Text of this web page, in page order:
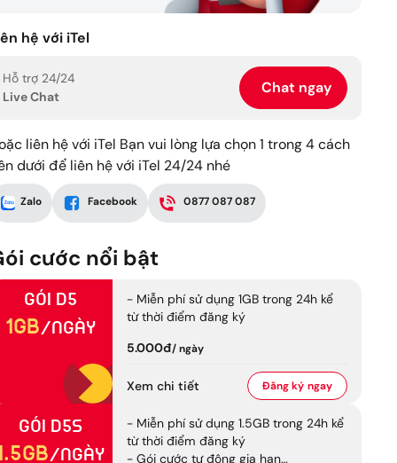
hệ với iTel
Hỗ trợ 24/24
Live Chat
Chat ngay
liên hệ với iTel Bạn vui lòng lựa chọn 1 trong 4 cách
dưới để liên hệ với iTel 24/24 nhé
Zalo Facebook 0877 087 087
cước nổi bật
Gói D5
1GB/ngày
- Miễn phí sử dụng 1GB trong 24h kể
từ thời điểm đăng ký
5.000đ/ngày
Xem chi tiết Đăng ký ngay
Gói D5S
/ngày
- Miễn phí sử dụng 1.5GB trong 24h kể
từ thời điểm đăng ký
- Gói cước tự động gia hạn